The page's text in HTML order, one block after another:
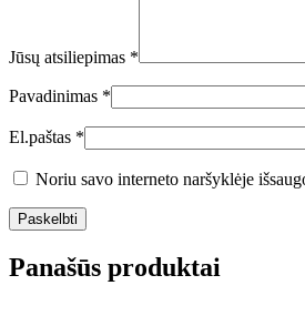
Jūsų atsiliepimas *
Pavadinimas *
El.paštas *
Noriu savo interneto naršyklėje
Panašūs produktai